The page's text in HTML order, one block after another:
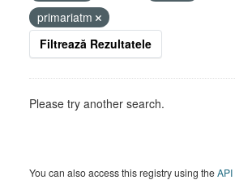
primariatm
Filtrează Rezultatele
Please try another search.
You can also access this registry using theAPI